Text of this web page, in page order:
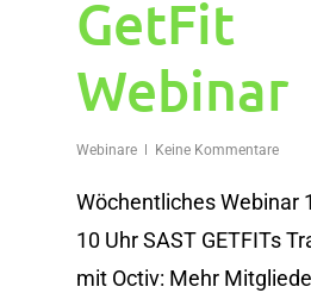
GetFit
Webinar
Webinare Keine Kommentare
Wöchentliches Webinar
10 Uhr SAST GETFITs
mit Octiv: Mehr